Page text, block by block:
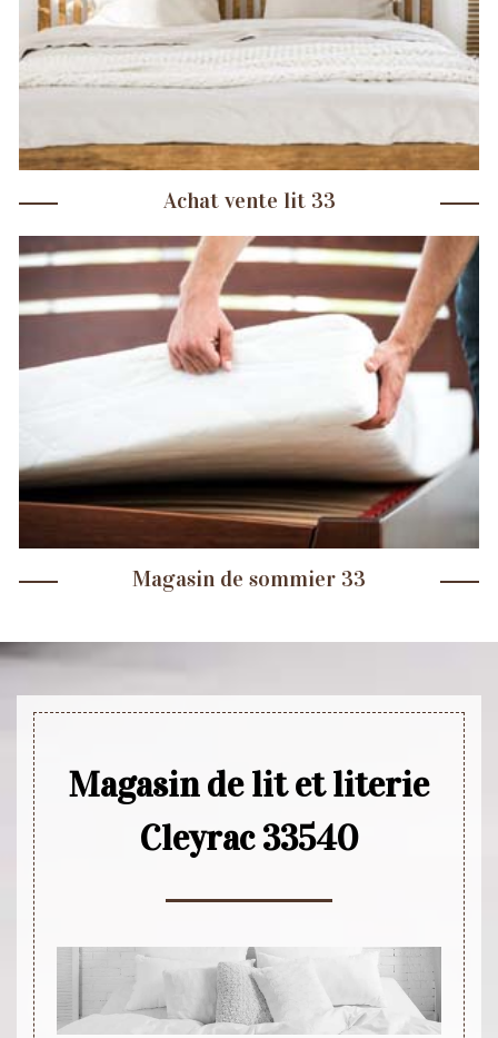
Achat vente lit 33
Magasin de sommier 33
Magasin de lit et literie
Cleyrac 33540